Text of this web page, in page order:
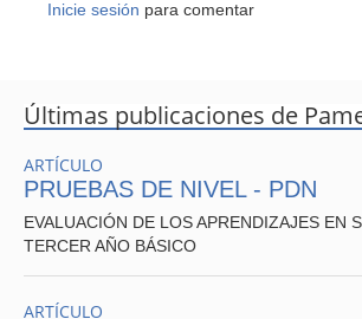
educativo.
Análisis de los elementos de un
enseña y para qué se enseña.
Inicie sesión para comentar
Últimas publicaciones de
ARTÍCULO
PRUEBAS DE NIVEL - PDN
EVALUACIÓN DE LOS APRENDIZAJES EN
TERCER AÑO BÁSICO
ARTÍCULO